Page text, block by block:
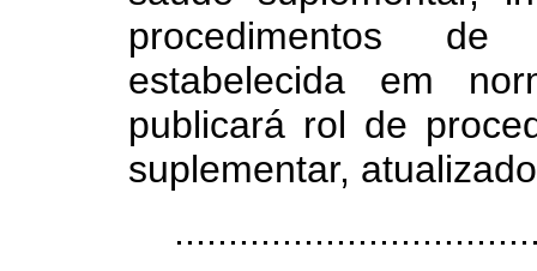
procedimentos
estabelecida em
publicará rol de
suplementar,